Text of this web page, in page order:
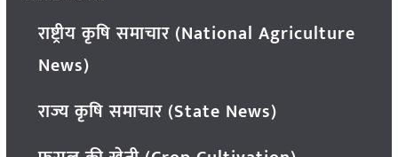
राष्ट्रीय कृषि समाचार (National Agriculture
News)
राज्य कृषि समाचार (State News)